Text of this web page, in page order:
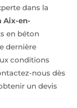
dans la
Aix-en-
en béton
dernière
conditions
nous dès
un devis